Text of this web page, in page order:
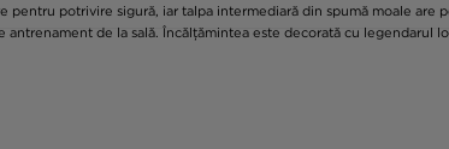
potrivire sigură, iar talpa intermediară din spumă moale
de la sală. Încălțămintea este decorată cu legendarul